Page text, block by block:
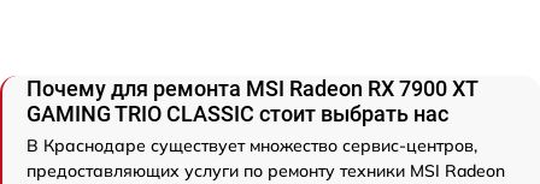
Почему для ремонта MSI Radeon RX 7900 XT
GAMING TRIO CLASSIC стоит выбрать нас
В Краснодаре существует множество сервис-центров,
предоставляющих услуги по ремонту техники MSI Radeon